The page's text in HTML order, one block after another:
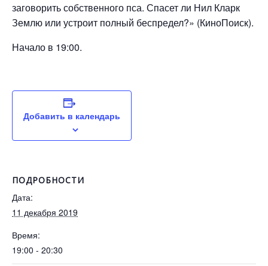
заговорить собственного пса. Спасет ли Нил Кларк
Землю или устроит полный беспредел?» (КиноПоиск).
Начало в 19:00.
Добавить в календарь
ПОДРОБНОСТИ
Дата:
11 декабря 2019
Время:
19:00 - 20:30